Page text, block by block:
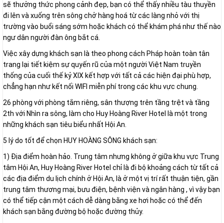
sẽ thưởng thức phong cảnh đẹp, bạn có thể thấy nhiều tàu thuyền
đi lên và xuống trên sông chở hàng hoá từ các làng nhỏ với thị
trường vào buổi sáng sớm hoặc khách có thể khám phá như thế nào
ngư dân người đàn ông bắt cá.
Việc xây dựng khách sạn là theo phong cách Pháp hoàn toàn tân
trang lại tiết kiệm sự quyến rũ của một người Việt Nam truyền
thống của cuối thế kỷ XIX kết hợp với tất cả các hiện đại phù hợp,
chẳng hạn như kết nối WIFI miễn phí trong các khu vực chung.
26 phòng với phòng tắm riêng, sân thượng trên tầng trệt và tầng
2th với Nhìn ra sông, làm cho Huy Hoàng River Hotel là một trong
những khách sạn tiêu biểu nhất Hội An.
5 lý do tốt để chọn HUY HOÀNG SÔNG khách sạn:
1) Địa điểm hoàn hảo. Trung tâm nhưng không ở giữa khu vực Trung
tâm Hội An, Huy Hoàng River Hotel chỉ là đi bộ khoảng cách từ tất cả
các địa điểm du lịch chính ở Hội An, là ở một vị trí rất thuận tiện, gần
trung tâm thương mại, bưu điện, bệnh viện và ngân hàng , vì vậy bạn
có thể tiếp cận một cách dễ dàng bằng xe hơi hoặc có thể đến
khách sạn bằng đường bộ hoặc đường thủy.